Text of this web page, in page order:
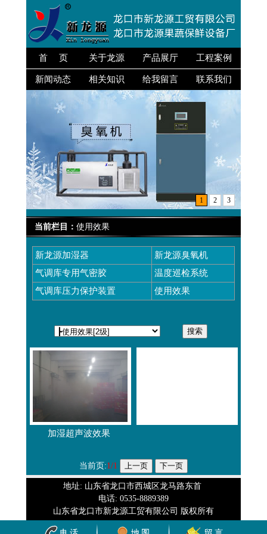
首 页 关于龙源 产品展厅 工程案例
新闻动态 相关知识 给我留言 联系我们
1 2 3
当前栏目： 使用效果
新龙源加湿器
新龙源臭氧机
气调库专用气密胶
温度巡检系统
气调库压力保护装置
使用效果
加湿超声波效果
当前页:1/1
地址: 山东省龙口市西城区龙马路东首
电话: 0535-8889389
山东省龙口市新龙源工贸有限公司 版权所有